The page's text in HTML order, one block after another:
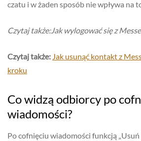
czatu i w żaden sposób nie wpływa na
Czytaj także:Jak wylogować się z
Czytaj także: Jak usunąć kontakt z
kroku
Co widzą odbiorcy po
wiadomości?
Po cofnięciu wiadomości funkcją „Usuń